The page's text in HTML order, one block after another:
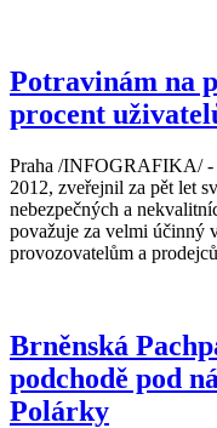
Potravinám na
procent
Praha /INFOGRAFIKA/ -
2012, zveřejnil za pět let
nebezpečných a
považuje za velmi účinný
provozovatelům a
Brněnská
podchodě pod
Polárky